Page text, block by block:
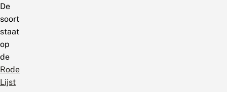
De
soort
staat
op
de
Rode
Lijst